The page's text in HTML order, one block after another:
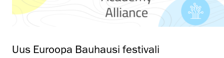
Uus Euroopa Bauhausi festivali